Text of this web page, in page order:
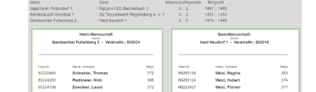
Termine
Galerie
FAQ